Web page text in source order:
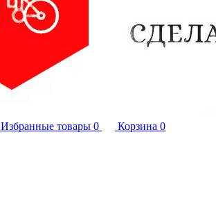
Избранные товары 0 Корзина 0